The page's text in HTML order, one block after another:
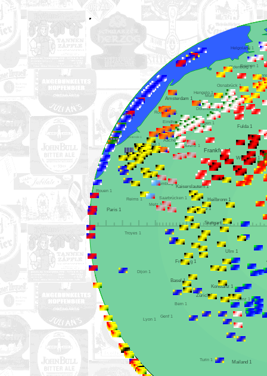
Paris 1
Amsterdam 1
Frankfurt 1
Mailand 1
Brüssel 1
Genf 1
Zürich 1
Stuttgart 1
Köln 1
Lyon 1
Turin 1
Luxemburg 1
Bern 1
Bremen 1
Basel 1
Karlsruhe 1
Saarbrücken 1
Lille 1
Eindhoven 1
Rotterdam 1
Metz 1
Troyes 1
Fulda 1
Dortmund 1
Freiburg 1
Heilbronn 1
Konstanz 1
Ulm 1
Würzburg 1
Oldenburg 1
Osnabrück 1
Aachen 1
Münster 1
Siegen 1
Kaiserslautern 1
Koblenz 1
Helgoland 1
Dijon 1
Rouen 1
Hengelo 1
Reims 1
Bregenz 1
Lüttich 1
Ostende 1